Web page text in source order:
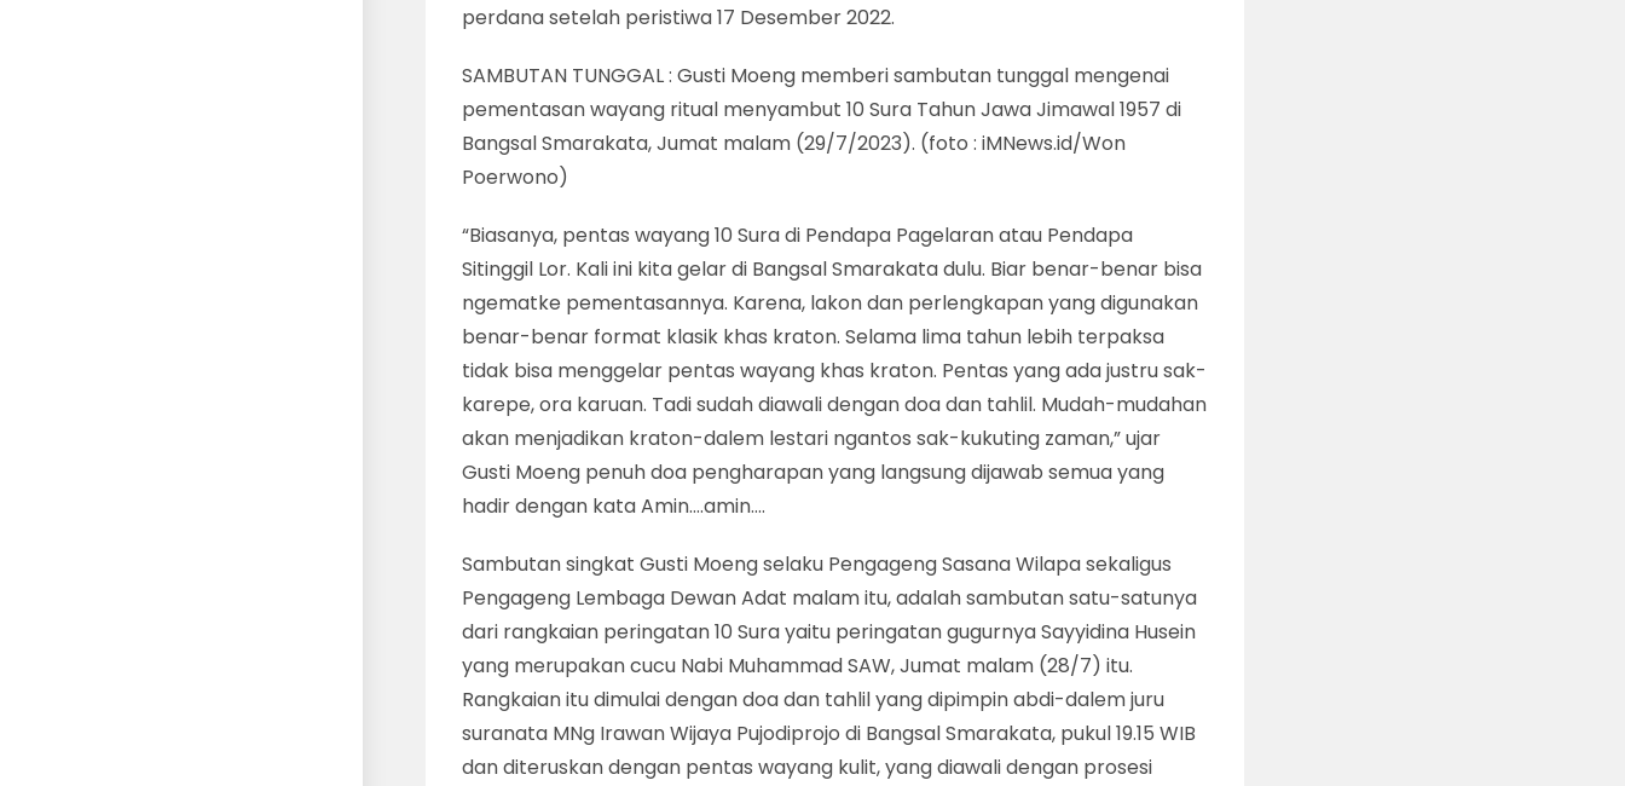
perdana setelah peristiwa 17 Desember 2022.
SAMBUTAN TUNGGAL : Gusti Moeng memberi sambutan tunggal mengenai
pementasan wayang ritual menyambut 10 Sura Tahun Jawa Jimawal 1957 di
Bangsal Smarakata, Jumat malam (29/7/2023). (foto : iMNews.id/Won
Poerwono)
“Biasanya, pentas wayang 10 Sura di Pendapa Pagelaran atau Pendapa
Sitinggil Lor. Kali ini kita gelar di Bangsal Smarakata dulu. Biar benar-benar bisa
ngematke pementasannya. Karena, lakon dan perlengkapan yang digunakan
benar-benar format klasik khas kraton. Selama lima tahun lebih terpaksa
tidak bisa menggelar pentas wayang khas kraton. Pentas yang ada justru sak-
karepe, ora karuan. Tadi sudah diawali dengan doa dan tahlil. Mudah-mudahan
akan menjadikan kraton-dalem lestari ngantos sak-kukuting zaman,” ujar
Gusti Moeng penuh doa pengharapan yang langsung dijawab semua yang
hadir dengan kata Amin….amin….
Sambutan singkat Gusti Moeng selaku Pengageng Sasana Wilapa sekaligus
Pengageng Lembaga Dewan Adat malam itu, adalah sambutan satu-satunya
dari rangkaian peringatan 10 Sura yaitu peringatan gugurnya Sayyidina Husein
yang merupakan cucu Nabi Muhammad SAW, Jumat malam (28/7) itu.
Rangkaian itu dimulai dengan doa dan tahlil yang dipimpin abdi-dalem juru
suranata MNg Irawan Wijaya Pujodiprojo di Bangsal Smarakata, pukul 19.15 WIB
dan diteruskan dengan pentas wayang kulit, yang diawali dengan prosesi